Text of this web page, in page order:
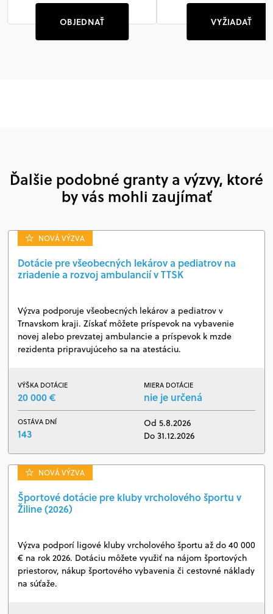
OBJEDNAŤ VYŽIADAŤ
Ďalšie podobné granty a výzvy, ktoré
by vás mohli zaujímať
NOVÁ VÝZVA
Dotácie pre všeobecných lekárov a pediatrov na
zriadenie a rozvoj ambulancií v TTSK
Výzva podporuje všeobecných lekárov a pediatrov v
Trnavskom kraji. Získať môžete príspevok na vybavenie
novej alebo prevzatej ambulancie a príspevok k mzde
rezidenta pripravujúceho sa na atestáciu.
VÝŠKA DOTÁCIE
20 000 €
MIERA DOTÁCIE
nie je určená
OSTÁVA DNÍ
143
Od 5.8.2026
Do 31.12.2026
NOVÁ VÝZVA
Športové dotácie pre kluby vrcholového športu v
Žiline (2026)
Výzva podporí ligové kluby vrcholového športu až do 40 000
€ na rok 2026. Dotáciu môžete využiť na nájom športových
priestorov, nákup športového vybavenia či cestovné náklady
na súťaže.